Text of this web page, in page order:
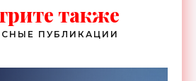
также
ПУБЛИКАЦИИ